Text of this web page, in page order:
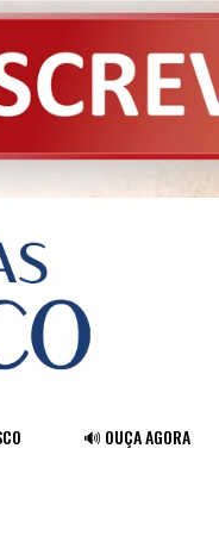
🔊 OUÇA AGORA